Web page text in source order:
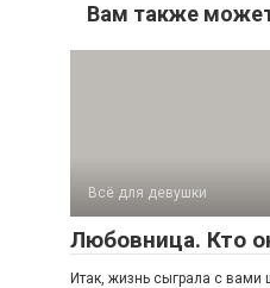
Вам также
Всё для девушки
Любовница. Кто
Итак, жизнь сыграла с вами